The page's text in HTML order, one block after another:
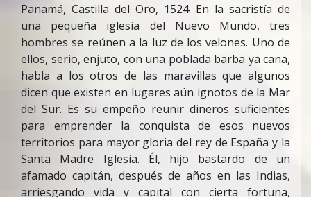
Panamá, Castilla del Oro, 1524. En la sacristía de
una pequeña iglesia del Nuevo Mundo, tres
hombres se reúnen a la luz de los velones. Uno de
ellos, serio, enjuto, con una poblada barba ya cana,
habla a los otros de las maravillas que algunos
dicen que existen en lugares aún ignotos de la Mar
del Sur. Es su empeño reunir dineros suficientes
para emprender la conquista de esos nuevos
territorios para mayor gloria del rey de España y la
Santa Madre Iglesia. Él, hijo bastardo de un
afamado capitán, después de años en las Indias,
arriesgando vida y capital con cierta fortuna,